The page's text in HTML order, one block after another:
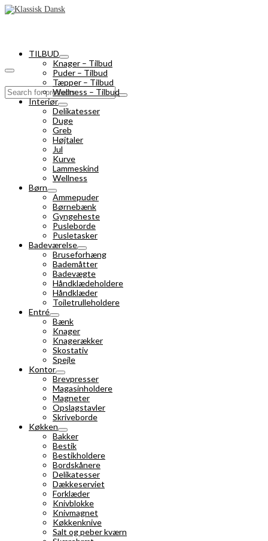
Search
for:
TILBUD
Knager – Tilbud
Puder – Tilbud
Tæpper – Tilbud
Wellness – Tilbud
Interiør
Delikatesser
Duge
Greb
Højtaler
Jul
Kurve
Lammeskind
Wellness
Børn
Ammepuder
Børnebænk
Gyngeheste
Pusleborde
Pusletasker
Badeværelse
Bruseforhæng
Bademåtter
Badevægte
Håndklædeholdere
Håndklæder
Toiletrulleholdere
Entré
Bænk
Knager
Knagerækker
Skostativ
Spejle
Kontor
Brevpresser
Magasinholdere
Magneter
Opslagstavler
Skriveborde
Køkken
Bakker
Bestik
Bestikholdere
Bordskånere
Delikatesser
Dækkeserviet
Forklæder
Knivblokke
Knivmagnet
Køkkenknive
Salt og peber kværn